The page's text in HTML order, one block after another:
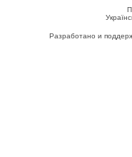
Разработано и